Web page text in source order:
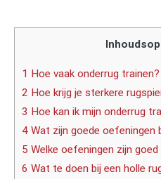
1 Hoe vaak onderrug trainen?
2 Hoe krijg je sterkere
3 Hoe kan ik mijn onderrug
4 Wat zijn goede oefeningen
5 Welke oefeningen zijn
6 Wat te doen bij een holle